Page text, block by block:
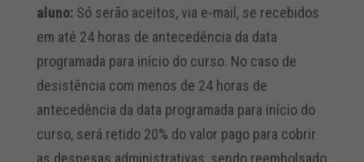
aluno: Só serão aceitos, via e-mail, se recebidos
em até 24 horas de antecedência da data
programada para início do curso. No caso de
desistência com menos de 24 horas de
antecedência da data programada para início do
curso, será retido 20% do valor pago para cobrir
as despesas administrativas, sendo reembolsado